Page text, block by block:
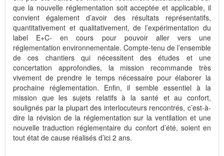
que la nouvelle réglementation soit acceptée et applicable, il
convient également d’avoir des résultats représentatifs,
quantitativement et qualitativement, de l’expérimentation du
label E+C- en cours pour pouvoir aller vers une
réglementation environnementale. Compte-tenu de l’ensemble
de ces chantiers qui nécessitent des études et une
concertation approfondies, la mission recommande très
vivement de prendre le temps nécessaire pour élaborer la
prochaine réglementation. Enfin, il semble essentiel à la
mission que les sujets relatifs à la santé et au confort,
soulignés par la plupart des interlocuteurs rencontrés, c’est-à-
dire la révision de la réglementation sur la ventilation et une
nouvelle traduction réglementaire du confort d’été, soient en
tout état de cause réalisés d’ici 2 ans.